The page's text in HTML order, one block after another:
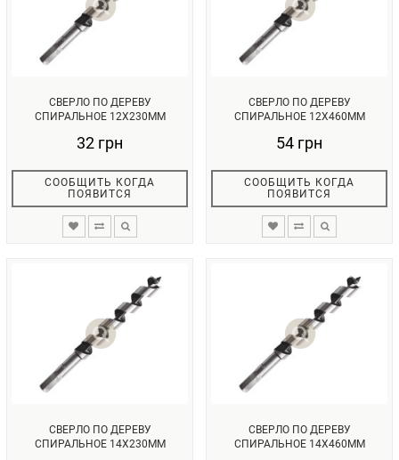
СВЕРЛО ПО ДЕРЕВУ
СПИРАЛЬНОЕ 12X230ММ
32 грн
СООБЩИТЬ КОГДА
ПОЯВИТСЯ
СВЕРЛО ПО ДЕРЕВУ
СПИРАЛЬНОЕ 12X460ММ
54 грн
СООБЩИТЬ КОГДА
ПОЯВИТСЯ
СВЕРЛО ПО ДЕРЕВУ
СПИРАЛЬНОЕ 14X230ММ
СВЕРЛО ПО ДЕРЕВУ
СПИРАЛЬНОЕ 14X460ММ